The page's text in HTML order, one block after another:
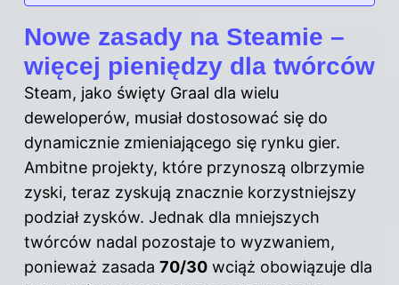
Nowe zasady na Steamie –
więcej pieniędzy dla twórców
Steam, jako święty Graal dla wielu
deweloperów, musiał dostosować się do
dynamicznie zmieniającego się rynku gier.
Ambitne projekty, które przynoszą olbrzymie
zyski, teraz zyskują znacznie korzystniejszy
podział zysków. Jednak dla mniejszych
twórców nadal pozostaje to wyzwaniem,
ponieważ zasada 70/30 wciąż obowiązuje dla